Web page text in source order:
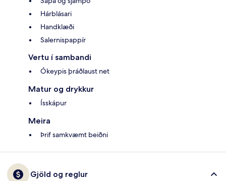
Hárblásari
Handklæði
Salernispappír
Vertu í sambandi
Ókeypis þráðlaust net
Matur og drykkur
Ísskápur
Meira
Þrif samkvæmt beiðni
Gjöld og reglur